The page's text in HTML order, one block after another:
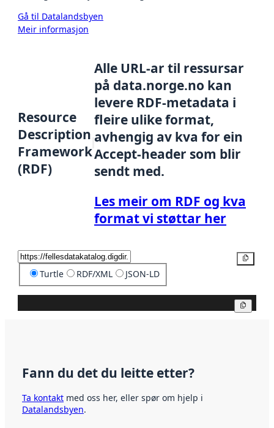
Gå til Datalandsbyen
Meir informasjon
Resource
Description
Framework
(RDF)
Alle URL-ar til ressursar
på data.norge.no kan
levere RDF-metadata i
fleire ulike format,
avhengig av kva for ein
Accept-header som blir
sendt med.
Les meir om RDF og kva
format vi støttar her
Turtle RDF/XML JSON-LD
Fann du det du leitte etter?
Ta kontakt med oss her, eller spør om hjelp i
Datalandsbyen.